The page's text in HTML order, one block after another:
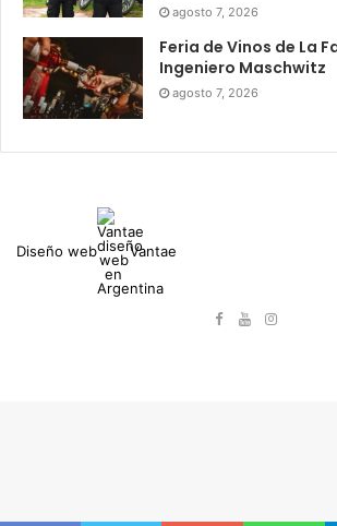
agosto 7, 2026
Feria de Vinos de La
Ingeniero Maschwitz
agosto 7, 2026
Diseño web Vantae